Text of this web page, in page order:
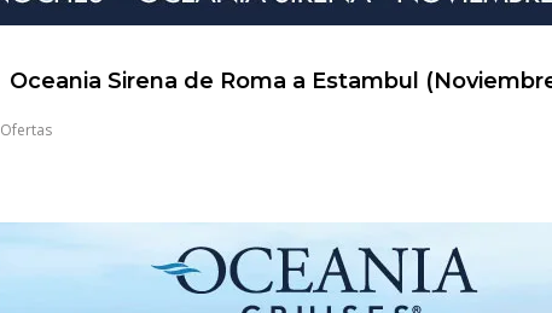
Oceania Sirena de Roma a Estambul
Ofertas